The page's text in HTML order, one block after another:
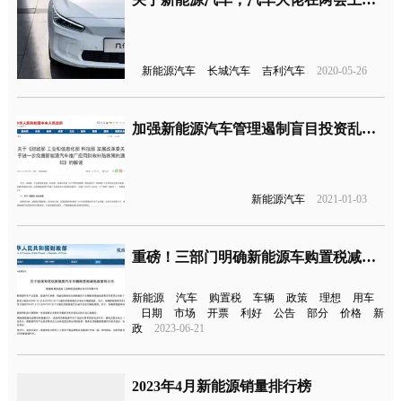
新能源汽车 长城汽车 吉利汽车 2020-05-26
加强新能源汽车管理遏制盲目投资乱象，这些车企被针对了？
新能源汽车 2021-01-03
重磅！三部门明确新能源车购置税减免细则
新能源 汽车 购置税 车辆 政策 理想
用车
日期
市场 开票 利好 公告 部分 价格
新
政
2023-06-21
2023年4月新能源销量排行榜